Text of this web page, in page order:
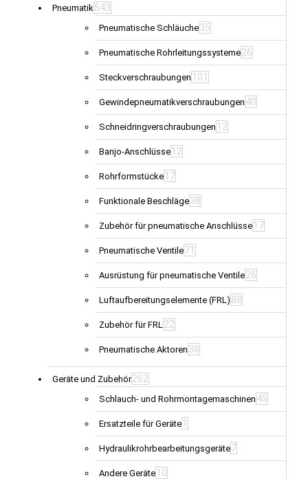
Pneumatik 543
Pneumatische Schläuche35
Pneumatische Rohrleitungssysteme26
Steckverschraubungen 101
Gewindepneumatikverschraubungen 40
Schneidringverschraubungen 12
Banjo-Anschlüsse 12
Rohrformstücke 17
Funktionale Beschläge38
Zubehör für pneumatische Anschlüsse 17
Pneumatische Ventile71
Ausrüstung für pneumatische Ventile26
Luftaufbereitungselemente (FRL) 88
Zubehör für FRL 22
Pneumatische Aktoren 38
Geräte und Zubehör262
Schlauch- und Rohrmontagemaschinen 45
Ersatzteile für Geräte 1
Hydraulikrohrbearbeitungsgeräte7
Andere Geräte 10